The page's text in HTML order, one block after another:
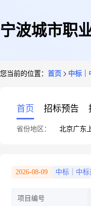
宁波城市职
您当前的位置： 首页 中标｜
首页 招标预告
省份地区： 北京广东
2026-08-09 中标｜中标
项目编号